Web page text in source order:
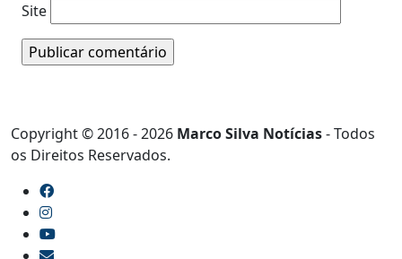
Site
Copyright © 2016 - 2026 Marco Silva Notícias- Todos
os Direitos Reservados.